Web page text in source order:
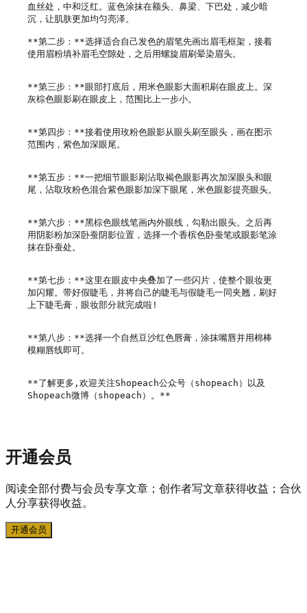
血丝处，中和泛红。蓝色涂抹在额头、鼻梁、下巴处，减少暗
沉，让肌肤更加均匀亮泽。
**第二步：**选择适合自己发色的眉笔先画出眉毛框架，接着
使用眉粉填补眉毛空隙处，之后用螺旋眉刷晕染眉头。
**第三步：**眼部打底后，用米色眼影大面积刷在眼皮上。深
灰棕色眼影刷在眼皮上，范围比上一步小。
**第四步：**接着使用玫粉色眼影从眼头刷至眼头，画在图示
范围内，紫色加深眼尾。
**第五步：**一把细节眼影刷沾取褐色眼影再次加深眼头和眼
尾，沾取玫粉色混合紫色眼影加深下眼尾，米色眼影提亮眼头。
**第六步：**黑棕色眼线笔画内外眼线，勾勒出眼头。之后再
用阴影粉加深卧蚕阴影位置，选择一个香槟色卧蚕笔或眼影笔涂
抹在卧蚕处。
**第七步：**这里在眼皮中央叠加了一些闪片，使整个眼妆更
加闪耀。带好假睫毛，并将自己的睫毛与假睫毛一同夹翘，刷好
上下睫毛膏，眼妆部分就完成啦!
**第八步：**选择一个自然豆沙红色唇膏，涂抹嘴唇并用棉棒
模糊唇线即可。
**了解更多,欢迎关注Shopeach公众号（shopeach）以及
开通会员
阅读全部付费与会员专享文章；创作者写文章获得收益；合伙
人分享获得收益。
开通会员